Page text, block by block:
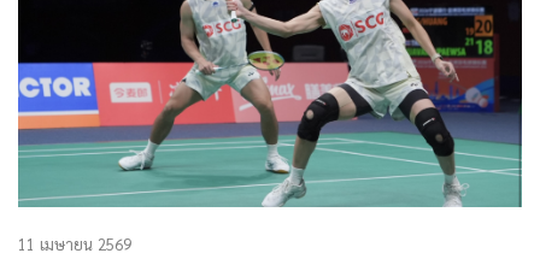
11 เมษายน 2569